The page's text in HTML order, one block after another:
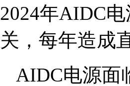
2024年AIDC
关，每年造成
AIDC电源面